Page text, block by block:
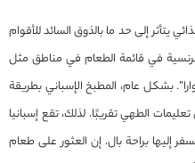
يتأثر إلى حد ما بالذوق السائد للأقوام
في قائمة الطعام في مناطق مثل
بشكل عام، المطبخ الإسباني بطريقة
الطهي تقريبًا. لذلك، تقع إسبانيا
إليها براحة بال. إن العثور على طعام